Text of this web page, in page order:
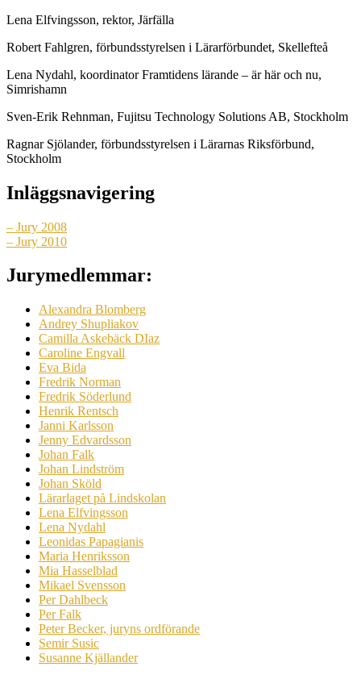
Lena Elfvingsson, rektor, Järfälla
Robert Fahlgren, förbundsstyrelsen i Lärarförbundet, Skellefteå
Lena Nydahl, koordinator Framtidens lärande – är här och nu,
Simrishamn
Sven-Erik Rehnman, Fujitsu Technology Solutions AB, Stockholm
Ragnar Sjölander, förbundsstyrelsen i Lärarnas Riksförbund,
Stockholm
Inläggsnavigering
– Jury 2008
– Jury 2010
Jurymedlemmar:
Alexandra Blomberg
Andrey Shupliakov
Camilla Askebäck DIaz
Caroline Engvall
Eva Bida
Fredrik Norman
Fredrik Söderlund
Henrik Rentsch
Janni Karlsson
Jenny Edvardsson
Johan Falk
Johan Lindström
Johan Sköld
Lärarlaget på Lindskolan
Lena Elfvingsson
Lena Nydahl
Leonidas Papagianis
Maria Henriksson
Mia Hasselblad
Mikael Svensson
Per Dahlbeck
Per Falk
Peter Becker, juryns ordförande
Semir Susic
Susanne Kjällander